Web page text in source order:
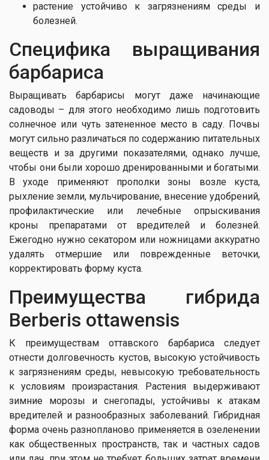
растение устойчиво к загрязнениям среды и
болезней.
Специфика выращивания
барбариса
Выращивать барбарисы могут даже начинающие
садоводы – для этого необходимо лишь подготовить
солнечное или чуть затененное место в саду. Почвы
могут сильно различаться по содержанию питательных
веществ и за другими показателями, однако лучше,
чтобы они были хорошо дренированными и богатыми.
В уходе применяют прополки зоны возле куста,
рыхление земли, мульчирование, внесение удобрений,
профилактические или лечебные опрыскивания
кроны препаратами от вредителей и болезней.
Ежегодно нужно секатором или ножницами аккуратно
удалять отмершие или поврежденные веточки,
корректировать форму куста.
Преимущества гибрида
Berberis ottawensis
К преимуществам оттавского барбариса следует
отнести долговечность кустов, высокую устойчивость
к загрязнениям среды, невысокую требовательность
к условиям произрастания. Растения выдерживают
зимние морозы и снегопады, устойчивы к атакам
вредителей и разнообразных заболеваний. Гибридная
форма очень разнопланово применяется в озеленении
как общественных пространств, так и частных садов